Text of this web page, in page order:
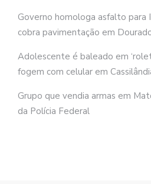
Governo homologa asfalto para
cobra pavimentação em
Adolescente é baleado em
fogem com celular em
Grupo que vendia armas em
da Polícia Federal